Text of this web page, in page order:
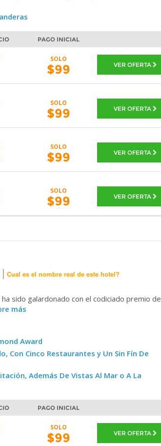
PAGO INICIAL
SOLO
$99 VER OFERTA
SOLO
$99 VER OFERTA
SOLO
$99 VER OFERTA
SOLO
$99 VER OFERTA
| Cual es el nombre real de este hotel?
sido galardonado con el codiciado premio de
más
Award
Con Cinco Restaurantes y Un Sin Fín De
Además De Vistas Al Mar o A La
PAGO INICIAL
SOLO
$99 VER OFERTA